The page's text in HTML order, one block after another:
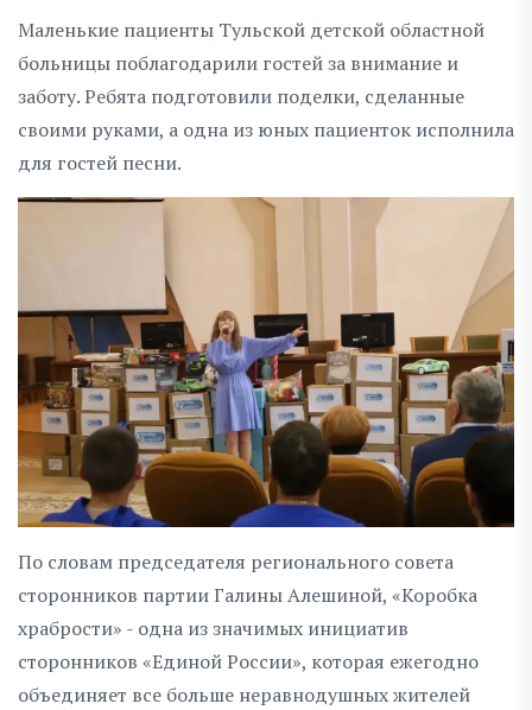
Маленькие пациенты Тульской детской областной
больницы поблагодарили гостей за внимание и
заботу. Ребята подготовили поделки, сделанные
своими руками, а одна из юных пациенток исполнила
для гостей песни.
По словам председателя регионального совета
сторонников партии Галины Алешиной, «Коробка
храбрости» - одна из значимых инициатив
сторонников «Единой России», которая ежегодно
объединяет все больше неравнодушных жителей